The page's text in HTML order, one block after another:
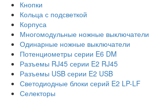
Кнопки
Кольца с подсветкой
Корпуса
Многомодульные ножные выключатели
Одинарные ножные выключатели
Потенциометры серии E6 DM
Разъемы RJ45 серии E2 RJ45
Разъемы USB серии E2 USB
Светодиодные блоки серий E2 LP-LF
Селекторы